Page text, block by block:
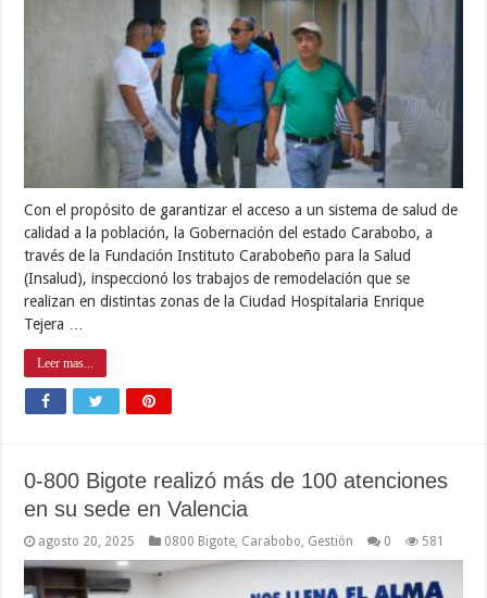
Con el propósito de garantizar el acceso a un sistema de salud de
calidad a la población, la Gobernación del estado Carabobo, a
través de la Fundación Instituto Carabobeño para la Salud
(Insalud), inspeccionó los trabajos de remodelación que se
realizan en distintas zonas de la Ciudad Hospitalaria Enrique
Tejera …
Leer mas...
0-800 Bigote realizó más de 100 atenciones
en su sede en Valencia
agosto 20, 2025 0800 Bigote Carabobo Gestión 0 581